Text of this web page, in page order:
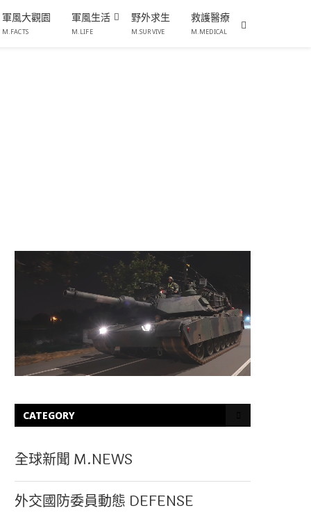
軍風大觀園
M.FACTS
軍風生活
M.LIFE
野外求生
M.SURVIVE
救護醫療
M.MEDICAL
CATEGORY
全球新聞 M.NEWS
外交國防委員動態 DEFENSE